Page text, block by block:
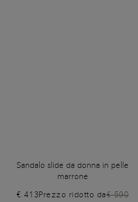
Sandalo slide da donna in pelle
marrone
€ 413Prezzo ridotto da€ 590